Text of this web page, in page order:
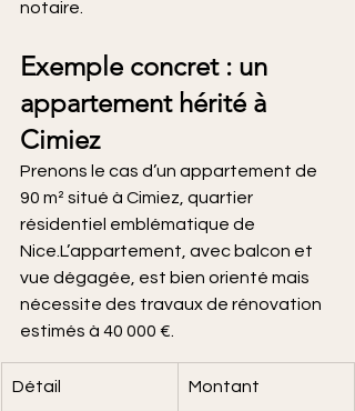
notaire.
Exemple concret : un
appartement hérité à
Cimiez
Prenons le cas d’un appartement de
90 m² situé à Cimiez, quartier
résidentiel emblématique de
Nice.L’appartement, avec balcon et
vue dégagée, est bien orienté mais
nécessite des travaux de rénovation
estimés à 40 000 €.
Détail Montant